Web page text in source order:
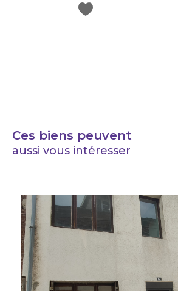
Ces biens peuvent
aussi vous intéresser